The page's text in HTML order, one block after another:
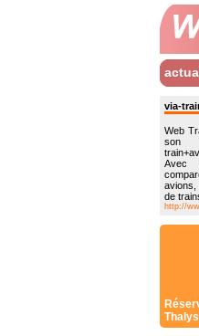
via-
Web
son
Avec
de
http://